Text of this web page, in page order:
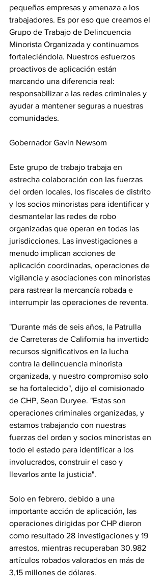
pequeñas empresas y amenaza a los
trabajadores. Es por eso que creamos el
Grupo de Trabajo de Delincuencia
Minorista Organizada y continuamos
fortaleciéndola. Nuestros esfuerzos
proactivos de aplicación están
marcando una diferencia real:
responsabilizar a las redes criminales y
ayudar a mantener seguras a nuestras
comunidades.
Gobernador Gavin Newsom
Este grupo de trabajo trabaja en
estrecha colaboración con las fuerzas
del orden locales, los fiscales de distrito
y los socios minoristas para identificar y
desmantelar las redes de robo
organizadas que operan en todas las
jurisdicciones. Las investigaciones a
menudo implican acciones de
aplicación coordinadas, operaciones de
vigilancia y asociaciones con minoristas
para rastrear la mercancía robada e
interrumpir las operaciones de reventa.
"Durante más de seis años, la Patrulla
de Carreteras de California ha invertido
recursos significativos en la lucha
contra la delincuencia minorista
organizada, y nuestro compromiso solo
se ha fortalecido", dijo el comisionado
de CHP, Sean Duryee. "Estas son
operaciones criminales organizadas, y
estamos trabajando con nuestras
fuerzas del orden y socios minoristas en
todo el estado para identificar a los
involucrados, construir el caso y
llevarlos ante la justicia".
Solo en febrero, debido a una
importante acción de aplicación, las
operaciones dirigidas por CHP dieron
como resultado 28 investigaciones y 19
arrestos, mientras recuperaban 30.982
artículos robados valorados en más de
3,15 millones de dólares.